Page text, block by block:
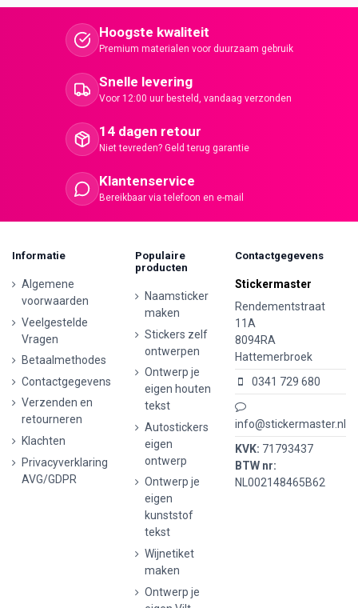
Hoogste kwaliteit
Premium materialen voor duurzaam gebruik
Snelle levering
Voor 12:00 uur besteld, vandaag verzonden
14 dagen retour
Niet tevreden? Geld terug garantie
Klantenservice
Bereikbaar via telefoon en e-mail
Informatie
Algemene
voorwaarden
Veelgestelde
Vragen
Betaalmethodes
Contactgegevens
Verzenden en
retourneren
Klachten
Privacyverklaring
AVG/GDPR
Populaire
producten
Naamsticker
maken
Stickers zelf
ontwerpen
Ontwerp je
eigen houten
tekst
Autostickers
eigen
ontwerp
Ontwerp je
eigen
kunststof
tekst
Wijnetiket
maken
Ontwerp je
Contactgegevens
Stickermaster
Rendementstraat
11A
8094RA
Hattemerbroek
0341 729 680
info@stickermaster.nl
KVK: 71793437
BTW nr:
NL002148465B62